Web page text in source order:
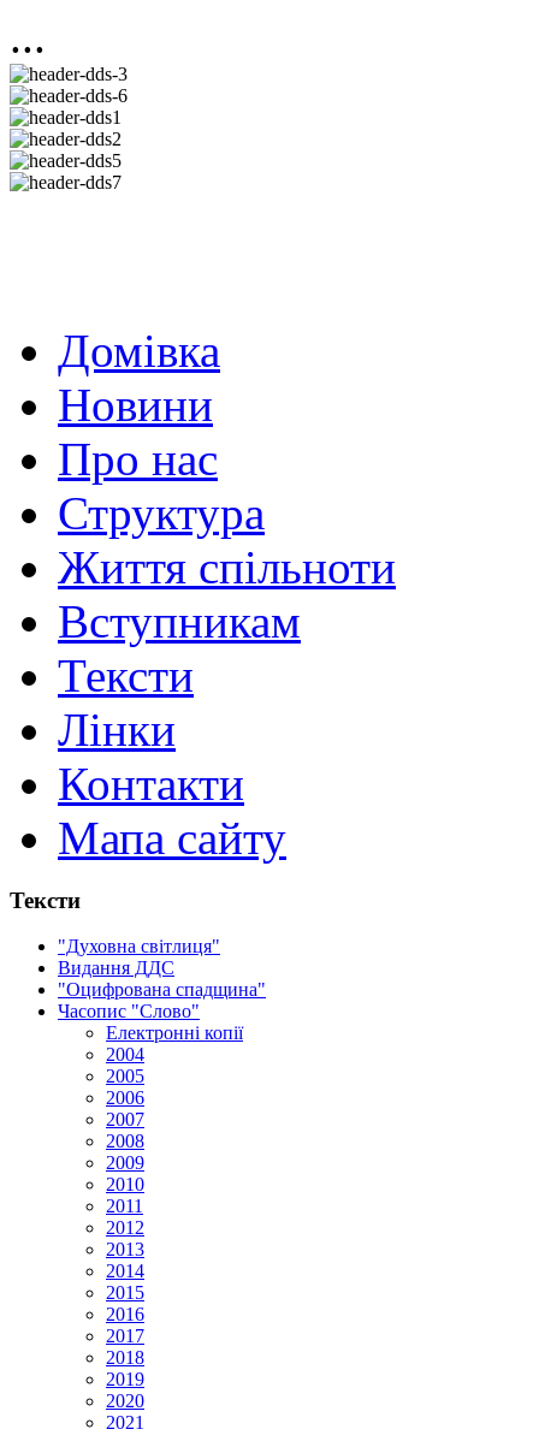
...
Домівка
Новини
Про нас
Структура
Життя спільноти
Вступникам
Тексти
Лінки
Контакти
Мапа сайту
Тексти
"Духовна світлиця"
Видання ДДС
"Оцифрована спадщина"
Часопис "Слово"
Електронні копії
2004
2005
2006
2007
2008
2009
2010
2011
2012
2013
2014
2015
2016
2017
2018
2019
2020
2021